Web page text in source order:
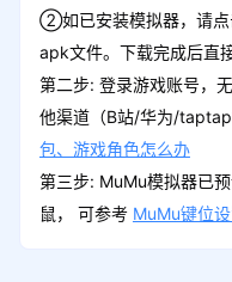
②如已安装模拟器，请点
apk文件。下载完成后直
第二步: 登录游戏账号，
他渠道（B站/华为/
包、游戏角色怎么办
第三步: MuMu模拟器已
鼠， 可参考 MuMu键位